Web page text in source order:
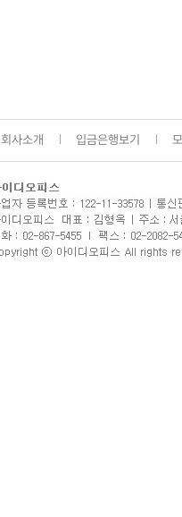
회사소개 입금은행보기